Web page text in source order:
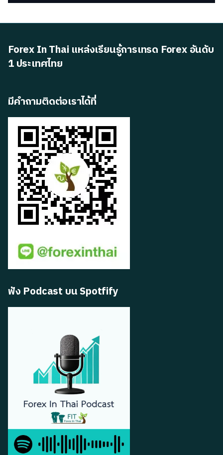
Forex In Thai แหล่งเรียนรู้การเทรด Forex อันดับ
1 ประเทศไทย
มีคำถามติดต่อเราได้ที่
ฟัง Podcast บน Spotfify